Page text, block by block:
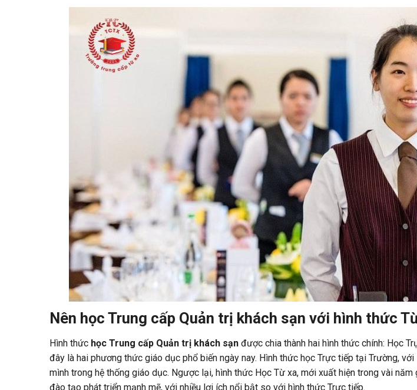
Nên học Trung cấp Quản trị khách sạn với hình thức
Hình thứchọc Trung cấp Quản trị khách sạnđược chia thành hai hình thức chính: Học
đây là hai phương thức giáo dục phổ biến ngày nay. Hình thức học Trực tiếp tại Trường,
mình trong hệ thống giáo dục. Ngược lại, hình thức Học Từ xa, mới xuất hiện trong vài
đào tạo phát triển mạnh mẽ, với nhiều lợi ích nổi bật so với hình thức Trực tiếp.